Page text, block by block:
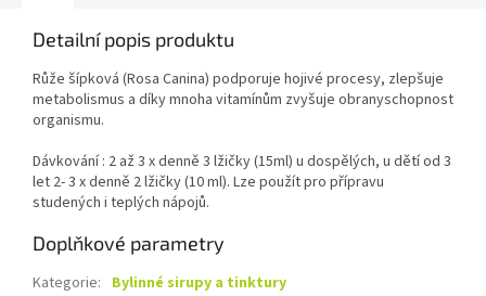
Detailní popis produktu
Růže šípková (Rosa Canina) podporuje hojivé procesy, zlepšuje
metabolismus a díky mnoha vitamínům zvyšuje obranyschopnost
organismu.
Dávkování : 2 až 3 x denně 3 lžičky (15ml) u dospělých, u dětí od 3
let 2- 3 x denně 2 lžičky (10 ml). Lze použít pro přípravu
studených i teplých nápojů.
Doplňkové parametry
Kategorie: Bylinné sirupy a tinktury